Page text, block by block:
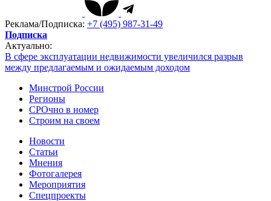
Реклама/Подписка: +7 (495) 987-31-49
Подписка
Актуально:
В сфере эксплуатации недвижимости увеличился разрыв
между предлагаемым и ожидаемым доходом
Минстрой России
Регионы
СРОчно в номер
Строим на своем
Новости
Статьи
Мнения
Фотогалерея
Мероприятия
Спецпроекты